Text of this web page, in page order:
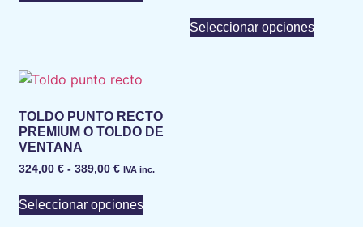
Seleccionar opciones
TOLDO PUNTO RECTO
PREMIUM O TOLDO DE
VENTANA
324,00€ - 389,00€ IVA inc.
Seleccionar opciones